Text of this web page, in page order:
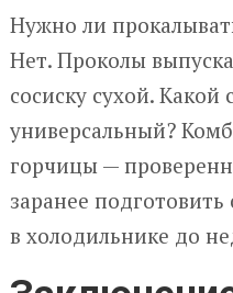
Нужно ли
Нет. Проколы
сосиску сухой. Какой
универсальный?
горчицы —
заранее
в холодильнике до